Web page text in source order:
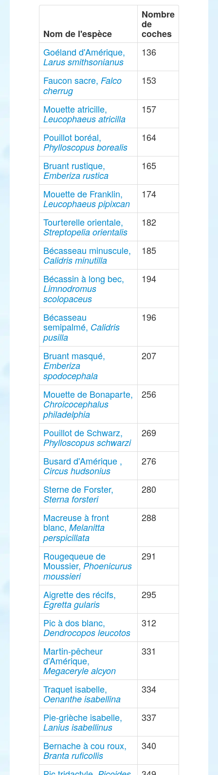
Nom de l'espèce
Nombre
de
coches
Goéland d'Amérique,
Larus smithsonianus
136
Faucon sacre, Falco
cherrug
153
Mouette atricille,
Leucophaeus atricilla
157
Pouillot boréal,
Phylloscopus borealis
164
Bruant rustique,
Emberiza rustica
165
Mouette de Franklin,
Leucophaeus pipixcan
174
Tourterelle orientale,
Streptopelia orientalis
182
Bécasseau minuscule,
Calidris minutilla
185
Bécassin à long bec,
Limnodromus
scolopaceus
194
Bécasseau
semipalmé, Calidris
pusilla
196
Bruant masqué,
Emberiza
spodocephala
207
Mouette de Bonaparte,
Chroicocephalus
philadelphia
256
Pouillot de Schwarz,
Phylloscopus schwarzi
269
Busard d'Amérique ,
Circus hudsonius
276
Sterne de Forster,
Sterna forsteri
280
Macreuse à front
blanc, Melanitta
perspicillata
288
Rougequeue de
Moussier, Phoenicurus
moussieri
291
Aigrette des récifs,
Egretta gularis
295
Pic à dos blanc,
Dendrocopos leucotos
312
Martin-pêcheur
d'Amérique,
Megaceryle alcyon
331
Traquet isabelle,
Oenanthe isabellina
334
Pie-grièche isabelle,
Lanius isabellinus
337
Bernache à cou roux,
Branta ruficollis
340